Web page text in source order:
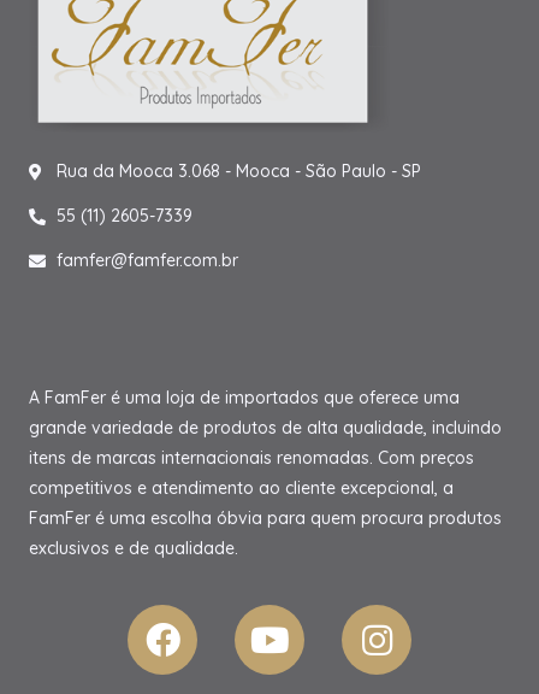
Rua da Mooca 3.068 - Mooca - São Paulo - SP
55 (11) 2605-7339
famfer@famfer.com.br
A FamFer é uma loja de importados que oferece uma
grande variedade de produtos de alta qualidade, incluindo
itens de marcas internacionais renomadas. Com preços
competitivos e atendimento ao cliente excepcional, a
FamFer é uma escolha óbvia para quem procura produtos
exclusivos e de qualidade.